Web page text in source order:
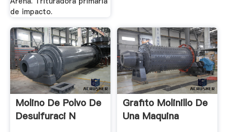
de impacto.
Molino De Polvo De
Desulfuraci N
Grafito Molinillo De
Una Maquina